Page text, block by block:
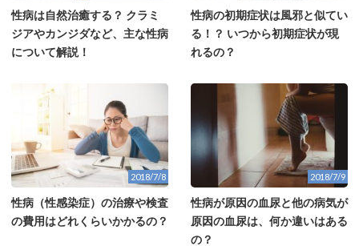
性病は自然治癒する？ クラミ
ジアやカンジダなど、主な性病
について解説！
性病の初期症状は風邪と似てい
る！？ いつから初期症状が現
れるの？
2018/7/8
性病（性感染症）の治療や検査
の費用はどれくらいかかるの？
2018/7/9
性病が原因の血尿と他の病気が
原因の血尿は、何か違いはある
の？